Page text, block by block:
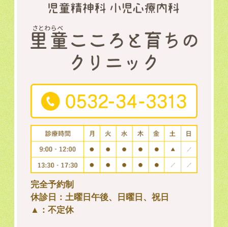
完全予約制
休診日：土曜日午後、日曜日、祝日
▲：不定休